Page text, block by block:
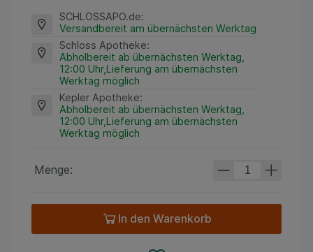
SCHLOSSAPO.de:
Versandbereit am übernächsten Werktag
Schloss Apotheke:
Abholbereit ab übernächsten Werktag,
12:00 Uhr,Lieferung am übernächsten
Werktag möglich
Kepler Apotheke:
Abholbereit ab übernächsten Werktag,
12:00 Uhr,Lieferung am übernächsten
Werktag möglich
Menge:
In den Warenkorb